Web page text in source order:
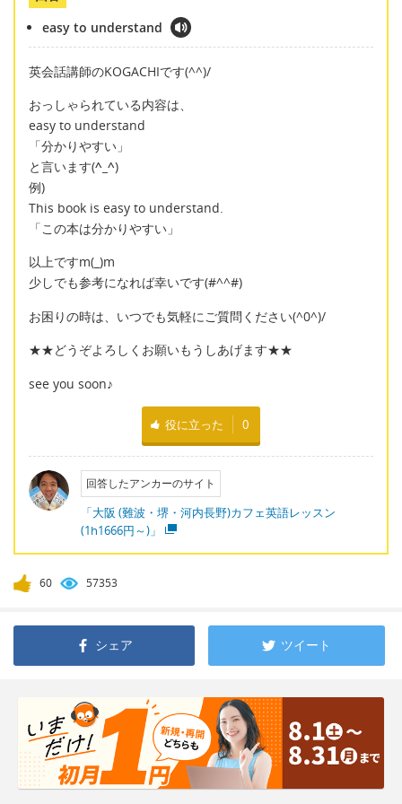
easy to understand
英会話講師のKOGACHIです(^^)/
おっしゃられている内容は、
easy to understand
「分かりやすい」
と言います(^_^)
例)
This book is easy to understand.
「この本は分かりやすい」
以上ですm(_)m
少しでも参考になれば幸いです(#^^#)
お困りの時は、いつでも気軽にご質問ください(^0^)/
★★どうぞよろしくお願いもうしあげます★★
see you soon♪
役に立った 0
回答したアンカーのサイト
「大阪 (難波・堺・河内長野)カフェ英語レッスン
(1h1666円～)」
60 57353
シェア ツイート